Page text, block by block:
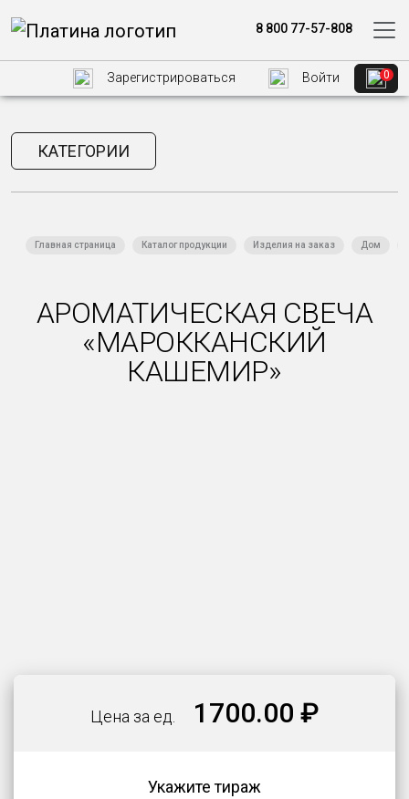
8 800 77-57-808
Зарегистрироваться Войти 0
КАТЕГОРИИ
Главная страница Каталог продукции Изделия на заказ Дом
АРОМАТИЧЕСКАЯ СВЕЧА
«МАРОККАНСКИЙ
КАШЕМИР»
Цена за ед. 1700.00 ₽
Укажите тираж